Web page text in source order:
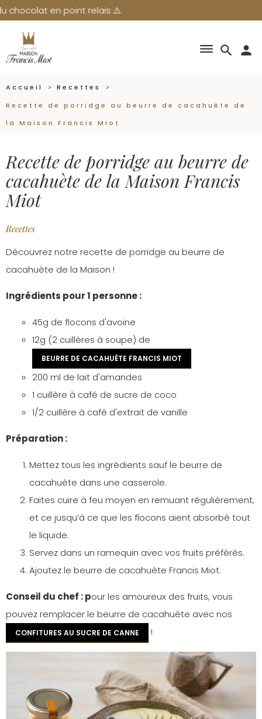
en point relais ⚠️
search
dehaze person
Accueil
Recettes
Recette de porridge au beurre de cacahuète de
la Maison Francis Miot
Recette de porridge au beurre de
cacahuète de la Maison Francis
Miot
Recettes
Découvrez notre recette de porridge au beurre de
cacahuète de la Maison !
Ingrédients pour 1 personne :
45g de flocons d'avoine
12g (2 cuillères à soupe) de
BEURRE DE CACAHUÈTE FRANCIS MIOT
200 ml de lait d'amandes
1 cuillère à café de sucre de coco
1/2 cuillère à café d'extrait de vanille
Préparation :
Mettez tous les ingrédients sauf le beurre de
cacahuète dans une casserole.
Faites cuire à feu moyen en remuant régulièrement,
et ce jusqu’à ce que les flocons aient absorbé tout
le liquide.
Servez dans un ramequin avec vos fruits préférés.
Ajoutez le beurre de cacahuète Francis Miot.
Conseil du chef : pour les amoureux des fruits, vous
pouvez remplacer le beurre de cacahuète avec nos
CONFITURES AU SUCRE DE CANNE !